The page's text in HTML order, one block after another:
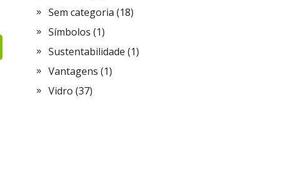
Sem categoria (18)
Símbolos (1)
Sustentabilidade (1)
Vantagens (1)
Vidro (37)